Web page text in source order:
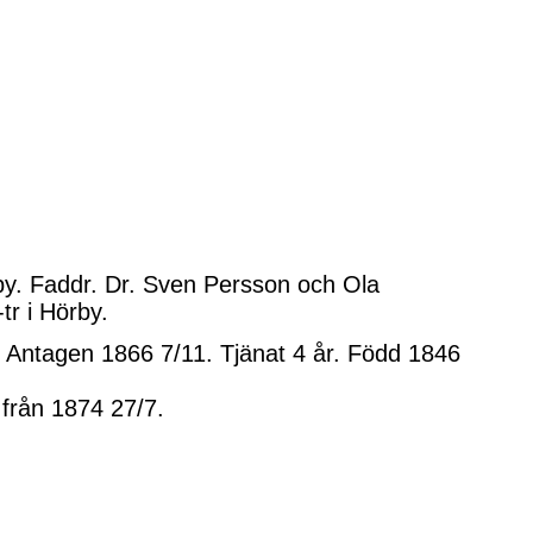
Faddr. Dr. Sven Persson och Ola
i Hörby.
1866 7/11. Tjänat 4 år. Född 1846
1874 27/7.